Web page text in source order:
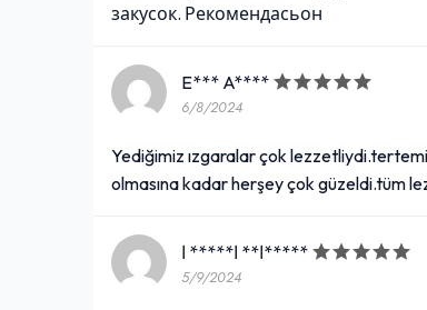
закусок. Рекомендасьон
E*** A****
6/8/2024
Yediğimiz ızgaralar çok
olmasına kadar herşey çok güzeldi.tüm
ا** ا***** ا*****
5/9/2024